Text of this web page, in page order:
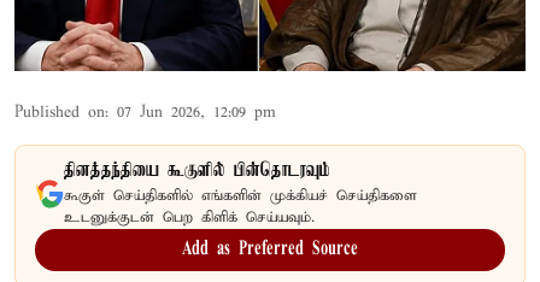
Published on: 07 Jun 2026, 12:09 pm
தினத்தந்தியை கூகுளில் பின்தொடரவும்
கூகுள் செய்திகளில் எங்களின் முக்கியச் செய்திகளை
உடனுக்குடன் பெற கிளிக் செய்யவும்.
Add as Preferred Source